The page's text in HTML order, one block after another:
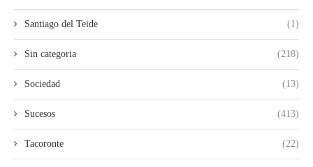
Santiago del Teide (1)
Sin categoria (218)
Sociedad (13)
Sucesos (413)
Tacoronte (22)